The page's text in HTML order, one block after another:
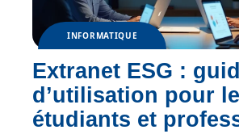
INFORMATIQUE
Extranet ESG :
d’utilisation pour
étudiants et